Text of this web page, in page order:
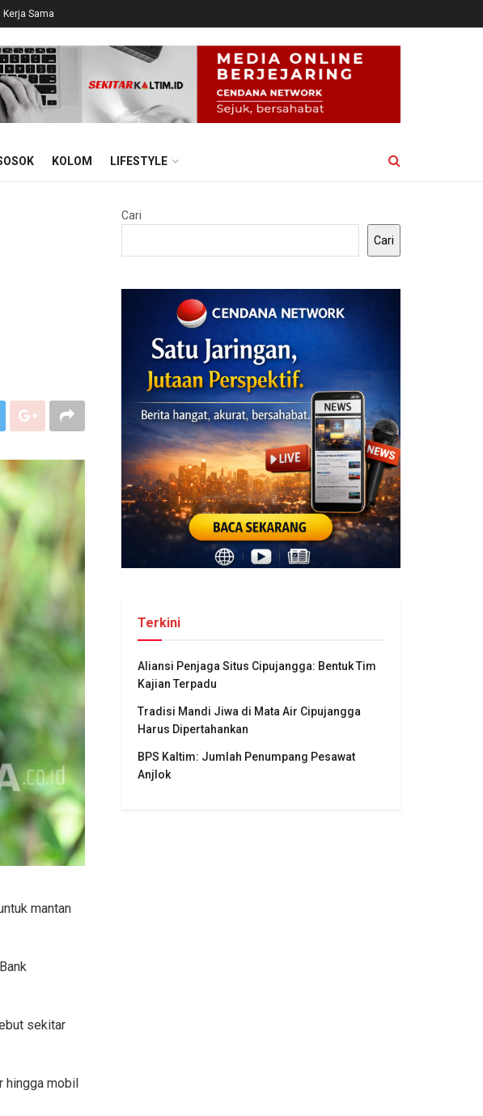
Kerja Sama
KOLOM LIFESTYLE
mantan
sekitar
hingga mobil
Cari
Cari
Terkini
Aliansi Penjaga Situs Cipujangga: Bentuk Tim
Kajian Terpadu
Tradisi Mandi Jiwa di Mata Air Cipujangga
Harus Dipertahankan
BPS Kaltim: Jumlah Penumpang Pesawat
Anjlok